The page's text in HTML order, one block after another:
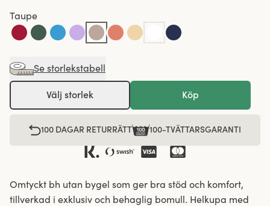
Taupe
Se storlekstabell
Välj storlek Köp
100 DAGAR RETURRÄTT 100-TVÄTTARSGARANTI
Omtyckt bh utan bygel som ger bra stöd och komfort,
tillverkad i exklusiv och behaglig bomull. Helkupa med